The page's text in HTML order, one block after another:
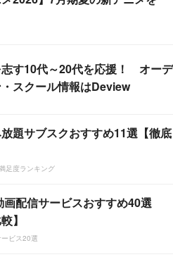
す10代～20代を応援！ オーデ
スクール情報はDeview
題サブスクおすすめ11選【徹底
足度ランキング
画配信サービスおすすめ40選
】
ビス20選